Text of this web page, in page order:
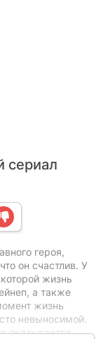
сериал
героя,
он счастлив. У
жизнь
а также
жизнь
невыносимой.
оказывается